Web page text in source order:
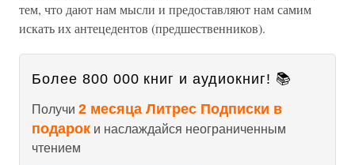
тем, что дают нам мысли и предоставляют нам самим
искать их антецедентов (предшественников).
Более 800 000 книг и аудиокниг! 📚
Получи 2 месяца Литрес Подписки в
подарок и наслаждайся неограниченным
чтением